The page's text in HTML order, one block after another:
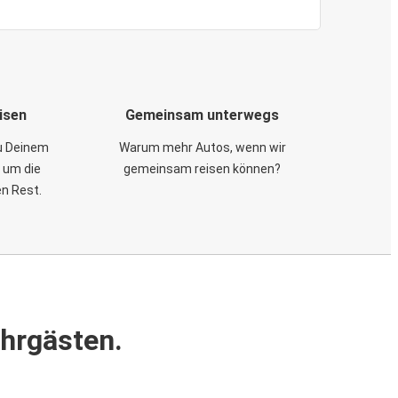
Deinem
die
Rest.
Gemeinsam unterwegs
Warum mehr Autos, wenn wir
gemeinsam reisen können?